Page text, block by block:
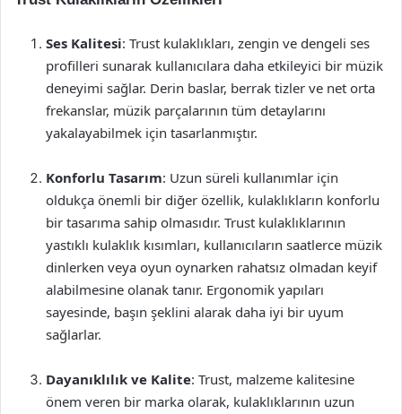
Ses Kalitesi: Trust kulaklıkları, zengin ve dengeli ses
profilleri sunarak kullanıcılara daha etkileyici bir müzik
deneyimi sağlar. Derin baslar, berrak tizler ve net orta
frekanslar, müzik parçalarının tüm detaylarını
yakalayabilmek için tasarlanmıştır.
Konforlu Tasarım: Uzun süreli kullanımlar için
oldukça önemli bir diğer özellik, kulaklıkların konforlu
bir tasarıma sahip olmasıdır. Trust kulaklıklarının
yastıklı kulaklık kısımları, kullanıcıların saatlerce müzik
dinlerken veya oyun oynarken rahatsız olmadan keyif
alabilmesine olanak tanır. Ergonomik yapıları
sayesinde, başın şeklini alarak daha iyi bir uyum
sağlarlar.
Dayanıklılık ve Kalite: Trust, malzeme kalitesine
önem veren bir marka olarak, kulaklıklarının uzun